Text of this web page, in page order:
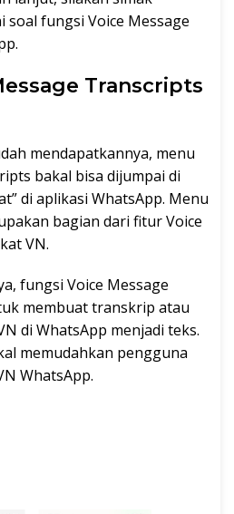
soal fungsi Voice Message
Transcripts
mendapatkannya, menu
bakal bisa dijumpai di
di aplikasi WhatsApp. Menu
bagian dari fitur Voice
VN.
fungsi Voice Message
membuat transkrip atau
di WhatsApp menjadi teks.
memudahkan pengguna
WhatsApp.